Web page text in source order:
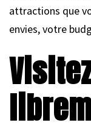
attractions que
envies, votre